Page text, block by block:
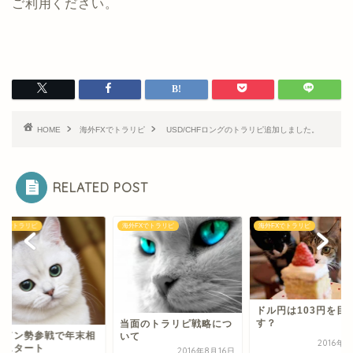
ご利用ください。
HOME 海外FXでトラリピ USD/CHFロングのトラリピ追加しました。
RELATED POST
でトラリピ
ドン勢参戦で年末相
スタート
海外FXでトラリピ
当面のトラリピ戦略につ
いて
2016年8月16日
海外FXでトラリピ
ドル円は103円を目
す？
2016年4